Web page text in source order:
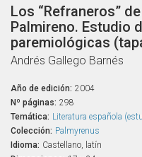
Los “Refraneros”
Palmireno. Estudio
paremiológicas
Andrés Gallego Barnés
Año de edición: 2004
Nº páginas: 298
Temática: Literatura española
Colección: Palmyrenus
Idioma: Castellano, latín